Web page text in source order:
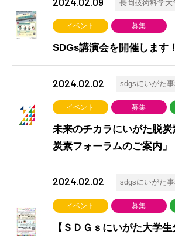
長岡技術科学大
イベント 募集
SDGs講演会を開催します！
2024.02.02 sdgsにいがた
イベント 募集
未来のチカラにいがた脱
炭素フォーラムのご案内」
2024.02.02 sdgsにいがた
イベント 募集
【ＳＤＧｓにいがた大学